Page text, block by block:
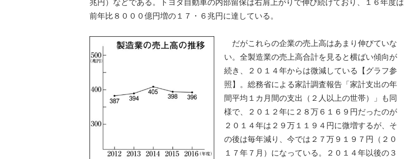
兆円）などである。トヨタ自動車の内部留保は右肩上がりで伸び続けており、１６年度は
前年比８０００億円増の１７・６兆円に達している。
だがこれらの企業の売上高はあまり伸びていな
い。全製造業の売上高合計を見ると横ばい傾向が
続き、２０１４年からは微減している【グラフ参
照】。総務省による家計調査報告「家計支出の年
間平均１カ月間の支出（２人以上の世帯）」も同
様で、２０１２年に２８万６１６９円だったのが
２０１４年は２９万１１９４円に微増するが、そ
の後は毎年減り、今では２７万９１９７円（２０
１７年７月）になっている。２０１４年以後の３